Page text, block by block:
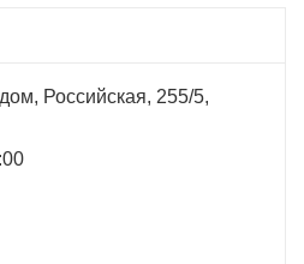
Российская, 255/5,